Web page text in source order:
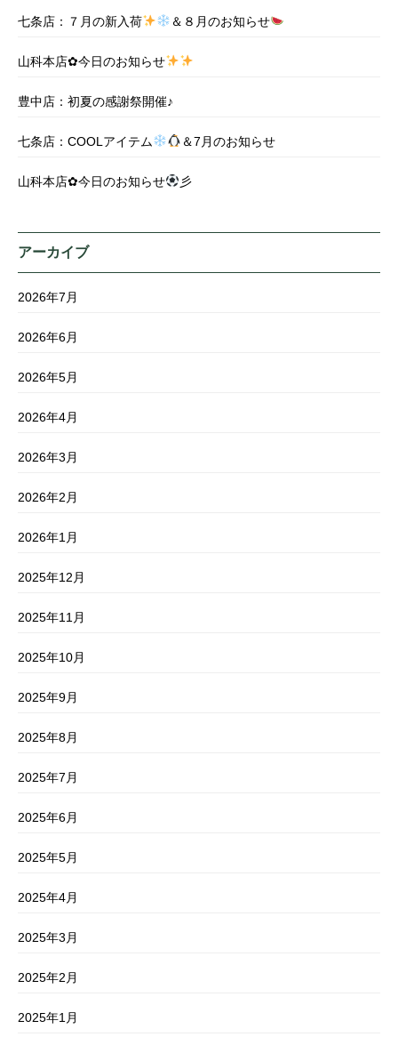
七条店：７月の新入荷 ＆８月のお知らせ
山科本店✿今日のお知らせ
豊中店：初夏の感謝祭開催♪
七条店：COOLアイテム ＆7月のお知らせ
山科本店✿今日のお知らせ 彡
アーカイブ
2026年7月
2026年6月
2026年5月
2026年4月
2026年3月
2026年2月
2026年1月
2025年12月
2025年11月
2025年10月
2025年9月
2025年8月
2025年7月
2025年6月
2025年5月
2025年4月
2025年3月
2025年2月
2025年1月